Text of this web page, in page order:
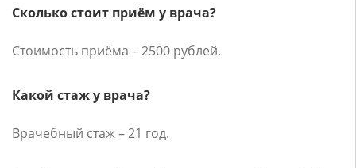
Сколько стоит приём у врача?
Стоимость приёма – 2500 рублей.
Какой стаж у врача?
Врачебный стаж – 21 год.